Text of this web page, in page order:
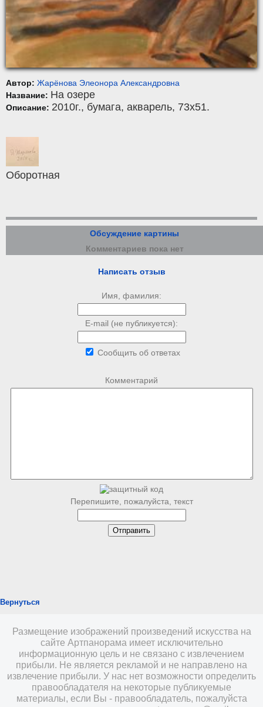
Автор: Жарёнова Элеонора Александровна
Название: На озере
Описание: 2010г., бумага, акварель, 73x51.
Оборотная
Обсуждение картины
Комментариев пока нет
Написать отзыв
Имя, фамилия:
E-mail (не публикуется):
Сообщить об ответах
Комментарий
Перепишите, пожалуйста, текст
Вернуться
Размещение изображений произведений искусства на
сайте Артпанорама имеет исключительно
информационную цель и не связано с извлечением
прибыли. Не является рекламой и не направлено на
извлечение прибыли. У нас нет возможности определить
правообладателя на некоторые публикуемые
материалы, если Вы - правообладатель, пожалуйста